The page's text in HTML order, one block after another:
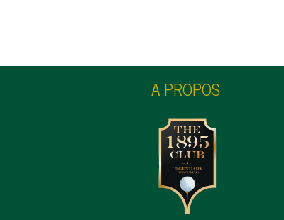
A PROPOS